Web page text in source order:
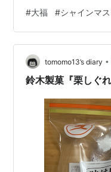
のまま水洗いし、水
しいシャインマスカ
マスカットをあん玉
れ、水を半量（50ml
かりと混ぜる。残り
#大福 #シャインマ
tomomo13’s diary •
鈴木製菓『栗しぐ